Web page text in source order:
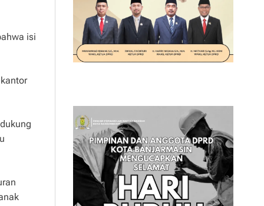
isi